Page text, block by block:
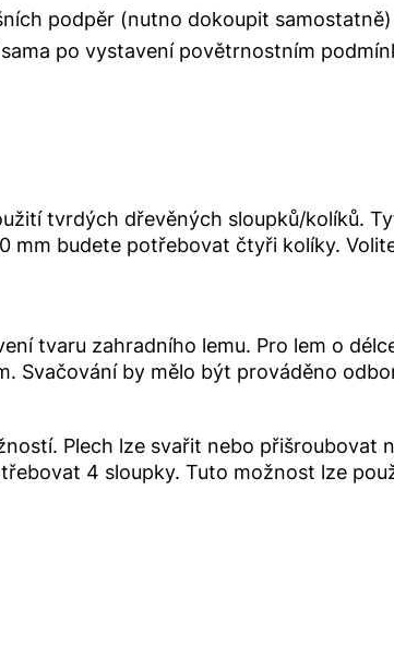
podpěr (nutno dokoupit samostatně)
po vystavení povětrnostním
tvrdých dřevěných sloupků/kolíků.
mm budete potřebovat čtyři kolíky.
tvaru zahradního lemu. Pro lem o
Svačování by mělo být prováděno
Plech lze svařit nebo přišroubovat
4 sloupky. Tuto možnost lze